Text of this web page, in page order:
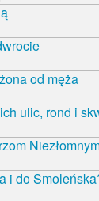
od męża
ulic, rond i
i do